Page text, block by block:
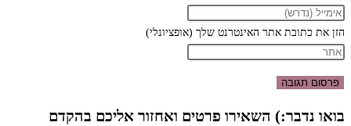
הזן את כתובת אתר האינטרנט שלך (אופציונלי)
בואו נדבר:) השאירו פרטים ואחזור אליכם בהקדם